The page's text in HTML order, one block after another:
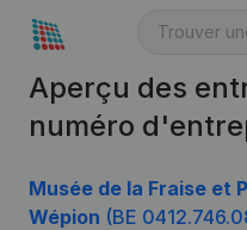
Aperçu des
numéro
Musée de la Fraise et
Wépion (BE